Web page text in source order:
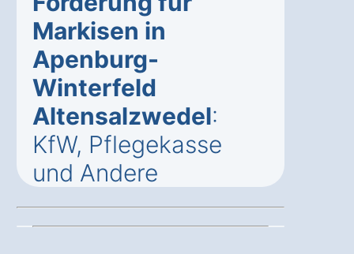
Markisen in
Apenburg-
Winterfeld
Altensalzwedel:
KfW, Pflegekasse
und Andere